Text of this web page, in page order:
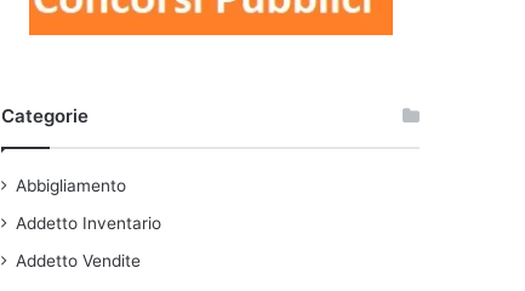
Categorie
Abbigliamento
Addetto Inventario
Addetto Vendite